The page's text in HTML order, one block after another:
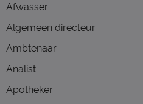
Afwasser
Algemeen directeur
Ambtenaar
Analist
Apotheker